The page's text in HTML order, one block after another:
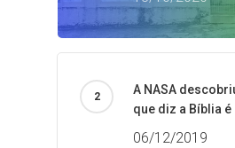
A NASA
que diz a Bíblia
06/12/2019